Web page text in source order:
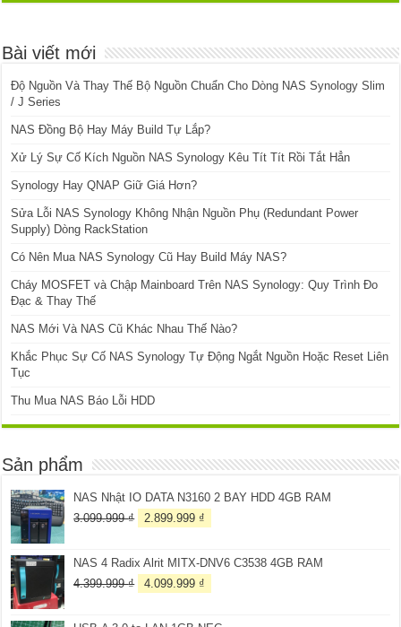
Bài viết mới
Độ Nguồn Và Thay Thế Bộ Nguồn Chuẩn Cho Dòng NAS Synology Slim
/ J Series
NAS Đồng Bộ Hay Máy Build Tự Lắp?
Xử Lý Sự Cố Kích Nguồn NAS Synology Kêu Tít Tít Rồi Tắt Hẳn
Synology Hay QNAP Giữ Giá Hơn?
Sửa Lỗi NAS Synology Không Nhận Nguồn Phụ (Redundant Power
Supply) Dòng RackStation
Có Nên Mua NAS Synology Cũ Hay Build Máy NAS?
Cháy MOSFET và Chập Mainboard Trên NAS Synology: Quy Trình Đo
Đạc & Thay Thế
NAS Mới Và NAS Cũ Khác Nhau Thế Nào?
Khắc Phục Sự Cố NAS Synology Tự Động Ngắt Nguồn Hoặc Reset Liên
Tục
Thu Mua NAS Báo Lỗi HDD
Sản phẩm
NAS Nhật IO DATA N3160 2 BAY HDD 4GB RAM
3.099.999₫
Giá
3.099.999 ₫.
2.899.999 ₫
là:
NAS 4 Radix Alrit MITX-DNV6 C3538 4GB RAM
4.399.999₫
Giá
4.099.999 ₫